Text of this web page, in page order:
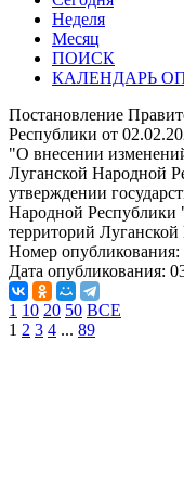
Неделя
Месяц
ПОИСК
КАЛЕНДАРЬ
Постановление
Республики от
"О внесении
Луганской Народной
утверждении
Народной Республики
территорий
Номер опубликования:
Дата опубликования:
1 10 20 50 ВСЕ
1 2 3 4 ... 89